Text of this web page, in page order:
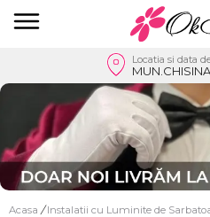
Locatia si data
Acasa / Instalatii cu Luminite de